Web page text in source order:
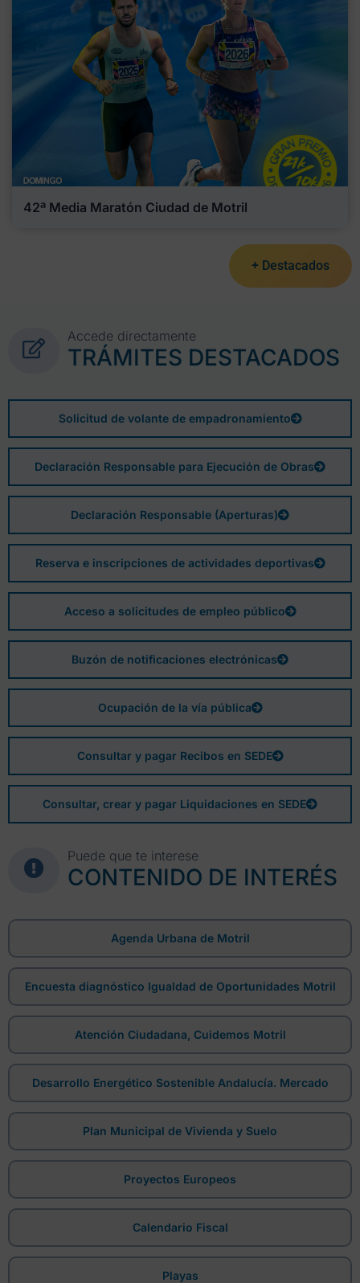
42ª Media Maratón Ciudad de Motril
+ Destacados
Accede directamente
TRÁMITES DESTACADOS
Solicitud de volante de empadronamiento
Declaración Responsable para Ejecución de Obras
Declaración Responsable (Aperturas)
Reserva e inscripciones de actividades deportivas
Acceso a solicitudes de empleo público
Buzón de notificaciones electrónicas
Ocupación de la vía pública
Consultar y pagar Recibos en SEDE
Consultar, crear y pagar Liquidaciones en SEDE
Puede que te interese
CONTENIDO DE INTERÉS
Agenda Urbana de Motril
Encuesta diagnóstico Igualdad de Oportunidades Motril
Atención Ciudadana, Cuidemos Motril
Desarrollo Energético Sostenible Andalucía. Mercado
Plan Municipal de Vivienda y Suelo
Proyectos Europeos
Calendario Fiscal
Playas